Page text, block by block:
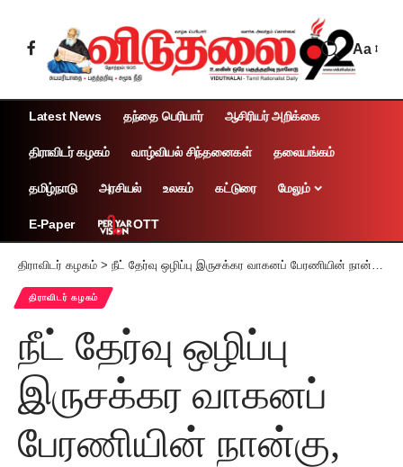
Aa
Latest News தந்தை பெரியார் ஆசிரியர் அறிக்கை
திராவிடர் கழகம் வாழ்வியல் சிந்தனைகள் தலையங்கம்
தமிழ்நாடு அரசியல் உலகம் கட்டுரை மேலும்
E-Paper OTT
திராவிடர் கழகம் > நீட் தேர்வு ஒழிப்பு இருசக்கர வாகனப் பேரணியின் நான்கு, அய்ந்தாம் பயணக்குழுக்களின் முதல் நாள் மாட்சிகள்!
திராவிடர் கழகம்
நீட் தேர்வு ஒழிப்பு
இருசக்கர வாகனப்
பேரணியின் நான்கு,